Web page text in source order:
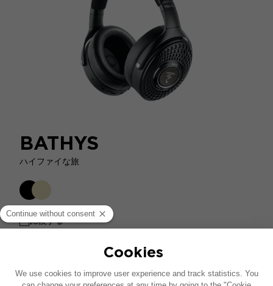
BATHYS
ハイファイな旅
比較する